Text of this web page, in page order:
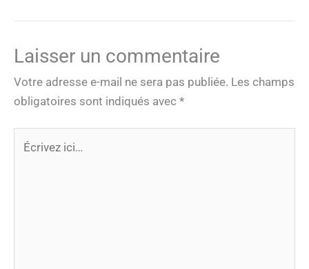
Laisser un commentaire
Votre adresse e-mail ne sera pas publiée. Les champs
obligatoires sont indiqués avec *